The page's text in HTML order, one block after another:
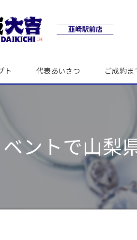
ト 代表あいさつ ご成約ま
ントで山梨